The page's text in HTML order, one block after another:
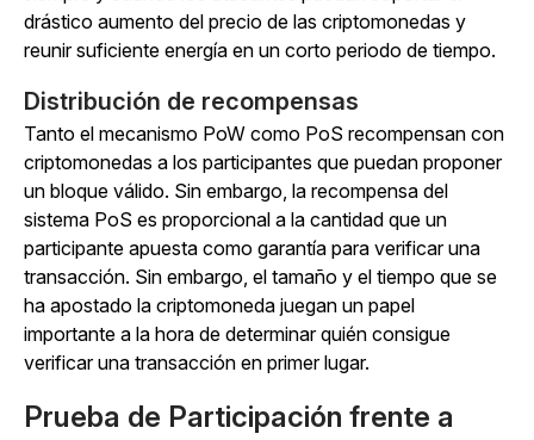
drástico aumento del precio de las criptomonedas y
reunir suficiente energía en un corto periodo de tiempo.
Distribución de recompensas
Tanto el mecanismo PoW como PoS recompensan con
criptomonedas a los participantes que puedan proponer
un bloque válido. Sin embargo, la recompensa del
sistema PoS es proporcional a la cantidad que un
participante apuesta como garantía para verificar una
transacción. Sin embargo, el tamaño y el tiempo que se
ha apostado la criptomoneda juegan un papel
importante a la hora de determinar quién consigue
verificar una transacción en primer lugar.
Prueba de Participación frente a